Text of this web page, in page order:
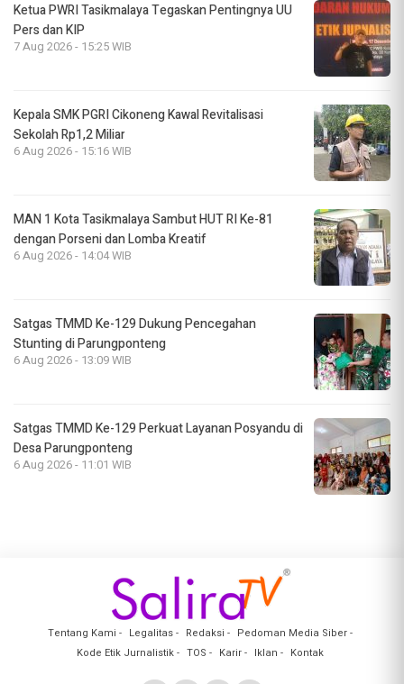
Ketua PWRI Tasikmalaya Tegaskan Pentingnya UU
Pers dan KIP
7 Aug 2026 - 15:25 WIB
Kepala SMK PGRI Cikoneng Kawal Revitalisasi
Sekolah Rp1,2 Miliar
6 Aug 2026 - 15:16 WIB
MAN 1 Kota Tasikmalaya Sambut HUT RI Ke-81
dengan Porseni dan Lomba Kreatif
6 Aug 2026 - 14:04 WIB
Satgas TMMD Ke-129 Dukung Pencegahan
Stunting di Parungponteng
6 Aug 2026 - 13:09 WIB
Satgas TMMD Ke-129 Perkuat Layanan Posyandu di
Desa Parungponteng
6 Aug 2026 - 11:01 WIB
Tentang Kami Legalitas Redaksi
Pedoman Media Siber
Kode Etik Jurnalistik
TOS Karir Iklan Kontak